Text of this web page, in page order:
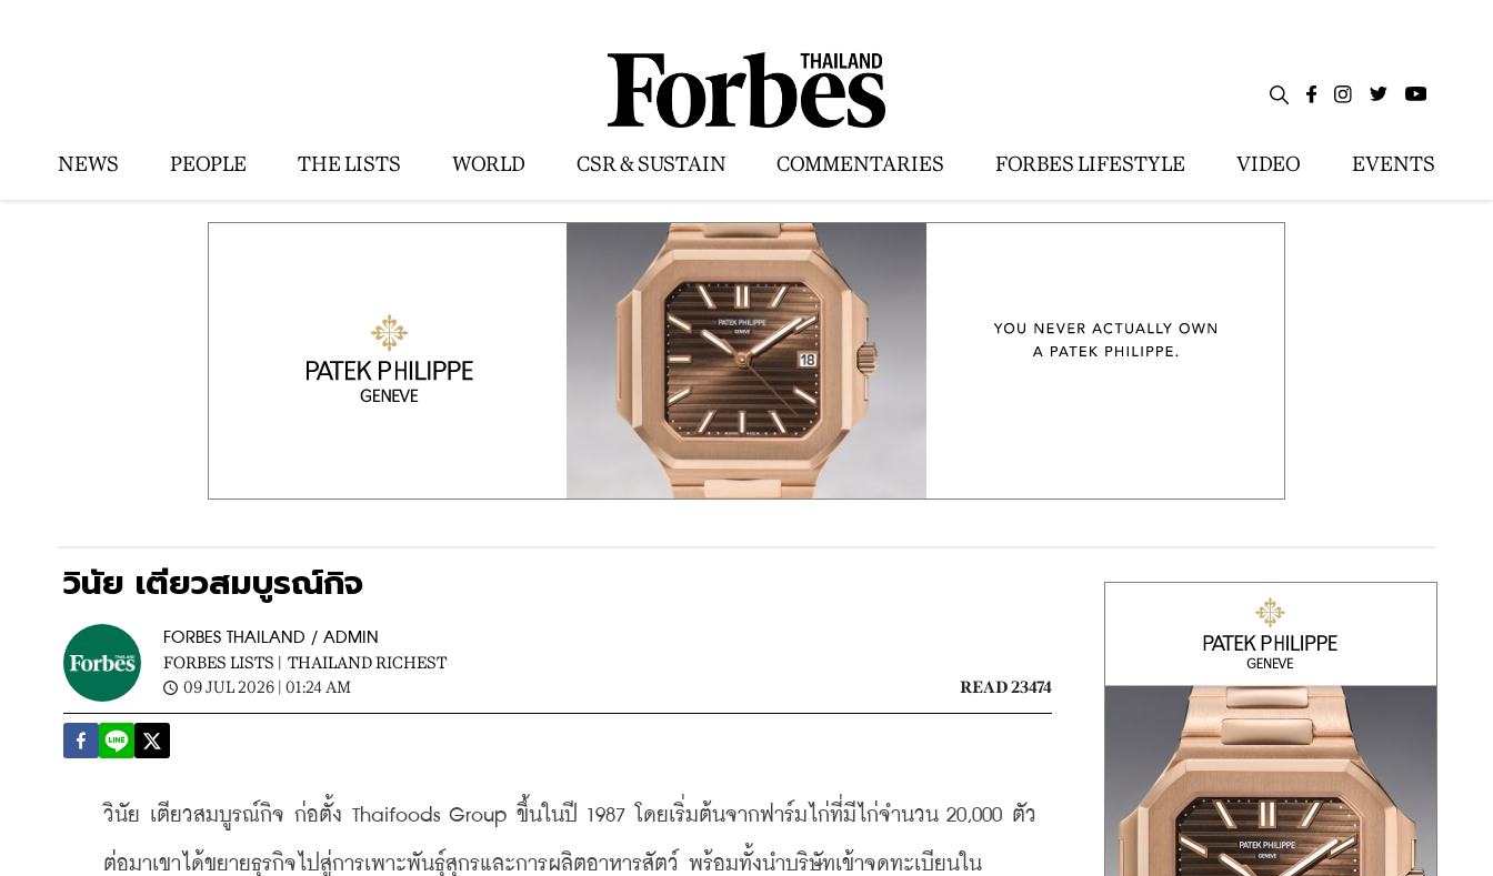
NEWS PEOPLE THE LISTS WORLD CSR & SUSTAIN COMMENTARIES FORBES LIFESTYLE VIDEO EVENTS
วินัย เตียวสมบูรณ์กิจ
FORBES THAILAND / ADMIN
FORBES LISTS | THAILAND RICHEST
09 JUL 2026 | 01:24 AM
READ 23474
วินัย เตียวสมบูรณ์กิจ ก่อตั้ง Thaifoods Group ขึ้นในปี 1987 โดยเริ่มต้นจากฟาร์มไก่ที่มีไก่จำนวน 20,000 ตัว
ต่อมาเขาได้ขยายธุรกิจไปสู่การเพาะพันธุ์สุกรและการผลิตอาหารสัตว์ พร้อมทั้งนำบริษัทเข้าจดทะเบียนใน